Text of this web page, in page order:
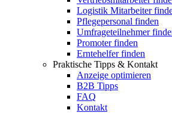
Logistik Mitarbeiter
Pflegepersonal finden
Umfrageteilnehmer
Promoter finden
Erntehelfer finden
Praktische Tipps & Kontakt
Anzeige optimieren
B2B Tipps
FAQ
Kontakt